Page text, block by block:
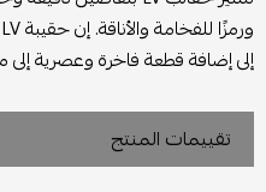
إلى إضافة قطعة فاخرة وعصرية
تقييمات المنتج